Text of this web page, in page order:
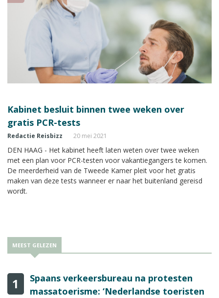
Kabinet besluit binnen twee weken over
gratis PCR-tests
Redactie Reisbizz 20 mei 2021
DEN HAAG - Het kabinet heeft laten weten over twee weken
met een plan voor PCR-testen voor vakantiegangers te komen.
De meerderheid van de Tweede Kamer pleit voor het gratis
maken van deze tests wanneer er naar het buitenland gereisd
wordt.
MEEST GELEZEN
1
Spaans verkeersbureau na protesten
massatoerisme: ‘Nederlandse toeristen